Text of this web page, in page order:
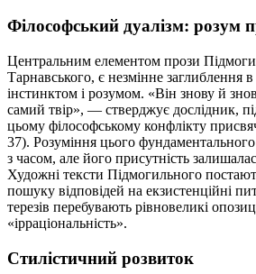
Філософський дуалізм: розум
Центральним елементом прози
Тарнавського, є незмінне заглиблення
інстинктом і розумом. «Він знову й
самий твір», — стверджує дослідник,
цьому філософському конфлікту
37). Розуміння цього
з часом, але його присутність
Художні тексти Підмогильного
пошуку відповідей на екзистенційні
терезів перебувають рівновеликі
«ірраціональність».
Стилістичний розвиток